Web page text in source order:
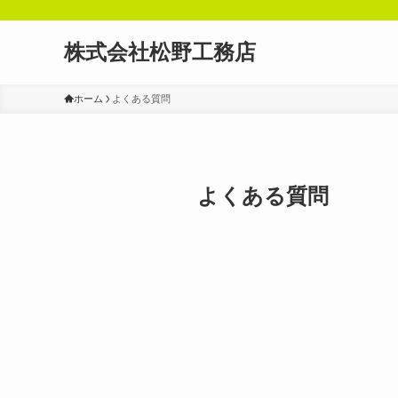
株式会社松野工務店
ホーム よくある質問
よくある質問